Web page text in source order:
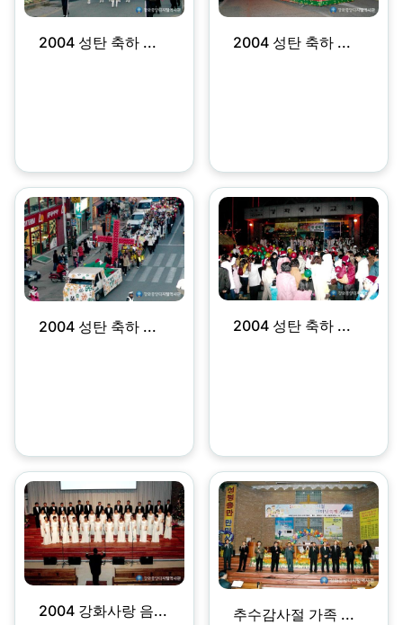
2004 성탄 축하 ... 2004 성탄 축하 ...
2004 성탄 축하 ... 2004 성탄 축하 ...
2004 강화사랑 음... 추수감사절 가족 ...